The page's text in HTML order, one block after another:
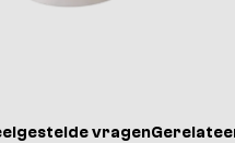
vragen